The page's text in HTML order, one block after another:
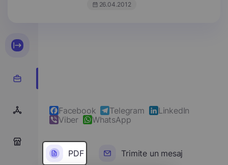
26.04.2012
Facebook Telegram
LinkedIn
Viber
WhatsApp
PDF Trimite un mesaj